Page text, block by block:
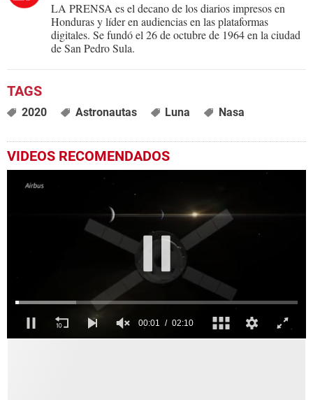
LA PRENSA es el decano de los diarios impresos en
Honduras y líder en audiencias en las plataformas
digitales. Se fundó el 26 de octubre de 1964 en la ciudad
de San Pedro Sula.
2020 Astronautas Luna Nasa
VIDEOS RECOMENDADOS